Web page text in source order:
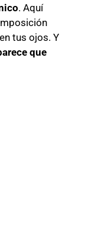
. Aquí
tus ojos. Y
que